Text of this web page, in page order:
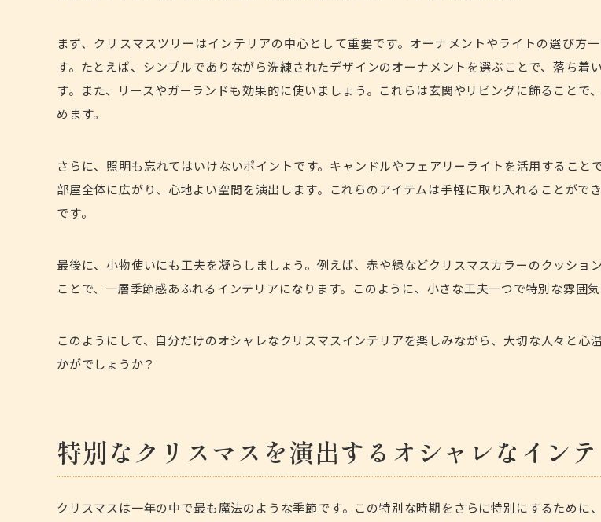
まず、クリスマスツリーはインテリアの中心として重要です。オーナメントやライトの選び方
す。たとえば、シンプルでありながら洗練されたデザインのオーナメントを選ぶことで、落ち着
す。また、リースやガーランドも効果的に使いましょう。これらは玄関やリビングに飾ることで
めます。
さらに、照明も忘れてはいけないポイントです。キャンドルやフェアリーライトを活用すること
部屋全体に広がり、心地よい空間を演出します。これらのアイテムは手軽に取り入れることがで
です。
最後に、小物使いにも工夫を凝らしましょう。例えば、赤や緑などクリスマスカラーのクッショ
ことで、一層季節感あふれるインテリアになります。このように、小さな工夫一つで特別な雰囲気
このようにして、自分だけのオシャレなクリスマスインテリアを楽しみながら、大切な人々と心
かがでしょうか？
特別なクリスマスを演出するオシャレなイン
クリスマスは一年の中で最も魔法のような季節です。この特別な時期をさらに特別にするために